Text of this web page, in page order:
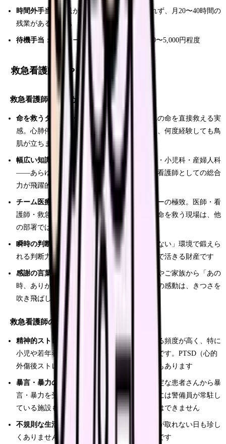
時間外手当
：搬送が重なると残業は避けられず、月20〜40時間の
残業がある施設も
待機手当 ：オンコール体制の場合、1回2,000〜5,000円程度
救急看護師のやりがいときつさ
救急看護師のやりがい
命を救うダイナミックさ ：目の前の患者さんの命を直接救える実
感。心肺停止から自己心拍が再開した瞬間は、何度経験しても鳥
肌が立ちます
幅広い知識とスキルが身につく ：内科・外科・小児科・産婦人科
——あらゆる診療科の患者さんが来るため、看護師としての総合
力が飛躍的に向上します
チーム医療の一体感
：救命処置はチームプレーの極致。医師・看
護師・救急救命士・検査技師が一丸となって命を救う現場は、他
の部署では味わえない連帯感があります
瞬時の判断力が磨かれる
：「考えている暇がない」環境で鍛えら
れる判断力は、看護師としてのキャリア全体で活きる財産です
感謝の言葉の重み
：後日、回復した患者さんやご家族から「あの
時、ありがとうございました」と言われた時の感動は、きつさを
吹き飛ばしてくれます
救急看護師のきつさ
精神的ストレスが大きい
：死亡症例に直面する頻度が高く、特に
小児や若年者の死は精神的ダメージが大きいです。PTSD（心的
外傷後ストレス障害）のリスクがある部署でもあります
暴言・暴力のリスク
：酩酊者や精神的に不安定な患者さんから暴
言・暴力を受けることがあります。救急外来には警備員が常駐し
ている施設もありますが、すべてを防ぐことはできません
不規則な生活リズム
：夜勤回数が多く、休憩が取れない日も珍し
くありません。体力的な負担は非常に大きいです